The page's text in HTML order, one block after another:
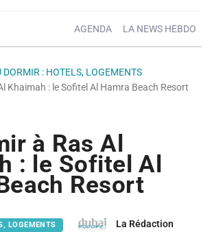
AGENDA LA NEWS HEBDO
DORMIR : HOTELS, LOGEMENTS
Khaimah : le Sofitel Al Hamra Beach Resort
à Ras Al
: le Sofitel Al
Resort
LOGEMENTS La Rédaction